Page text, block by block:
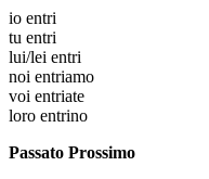
io entri
tu entri
lui/lei entri
noi entriamo
voi entriate
loro entrino
Passato Prossimo